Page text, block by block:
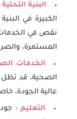
البنية
الكبيرة في
نقص في الخدمات
المستمرة،
الخدمات
الصحية، قد
عالية الجودة،
التعليم :